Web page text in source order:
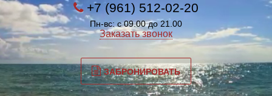
+7 (961) 512-02-20
Пн-вс: с 09.00 до 21.00
Заказать звонок
ЗАБРОНИРОВАТЬ